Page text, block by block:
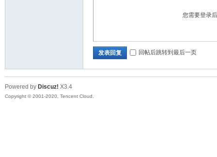
您需要登录
发表回复 回帖后跳转到最后一页
Powered by Discuz! X3.4
Copyright © 2001-2020, Tencent Cloud.